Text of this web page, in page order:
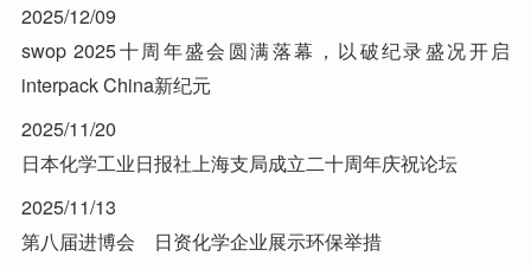
2025/12/09
swop 2025十周年盛会圆满落幕，以破纪录盛况开启
interpack China新纪元
2025/11/20
日本化学工业日报社上海支局成立二十周年庆祝论坛
2025/11/13
第八届进博会 日资化学企业展示环保举措